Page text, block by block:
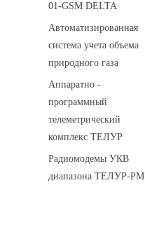
01-GSM DELTA
Автоматизированная
система учета объема
природного газа
Аппаратно -
программный
телеметрический
комплекс ТЕЛУР
Радиомодемы УКВ
диапазона ТЕЛУР-РМ